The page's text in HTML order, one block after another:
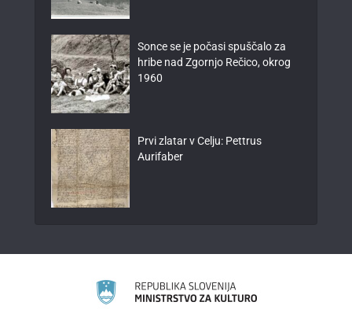
Sonce se je počasi spuščalo za
hribe nad Zgornjo Rečico, okrog
1960
Prvi zlatar v Celju: Pettrus
Aurifaber